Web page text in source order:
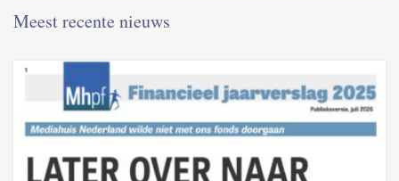
Meest recente nieuws